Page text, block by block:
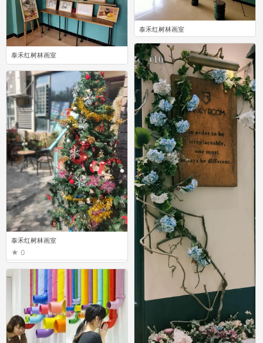
泰禾红树林画室
0
泰禾红树林画室
0
泰禾红树林画室
0